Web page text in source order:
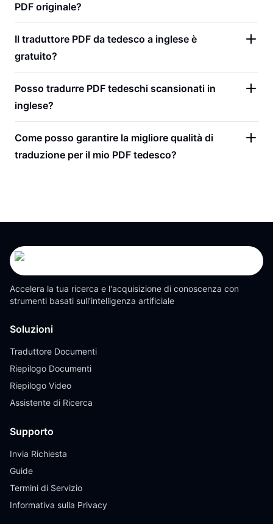
PDF originale?
Il traduttore PDF da tedesco a inglese è
gratuito?
Posso tradurre PDF tedeschi scansionati in
inglese?
Come posso garantire la migliore qualità di
traduzione per il mio PDF tedesco?
Accelera la tua ricerca e l'acquisizione di conoscenza con
strumenti basati sull'intelligenza artificiale
Soluzioni
Traduttore Documenti
Riepilogo Documenti
Riepilogo Video
Assistente di Ricerca
Supporto
Invia Richiesta
Guide
Termini di Servizio
Informativa sulla Privacy